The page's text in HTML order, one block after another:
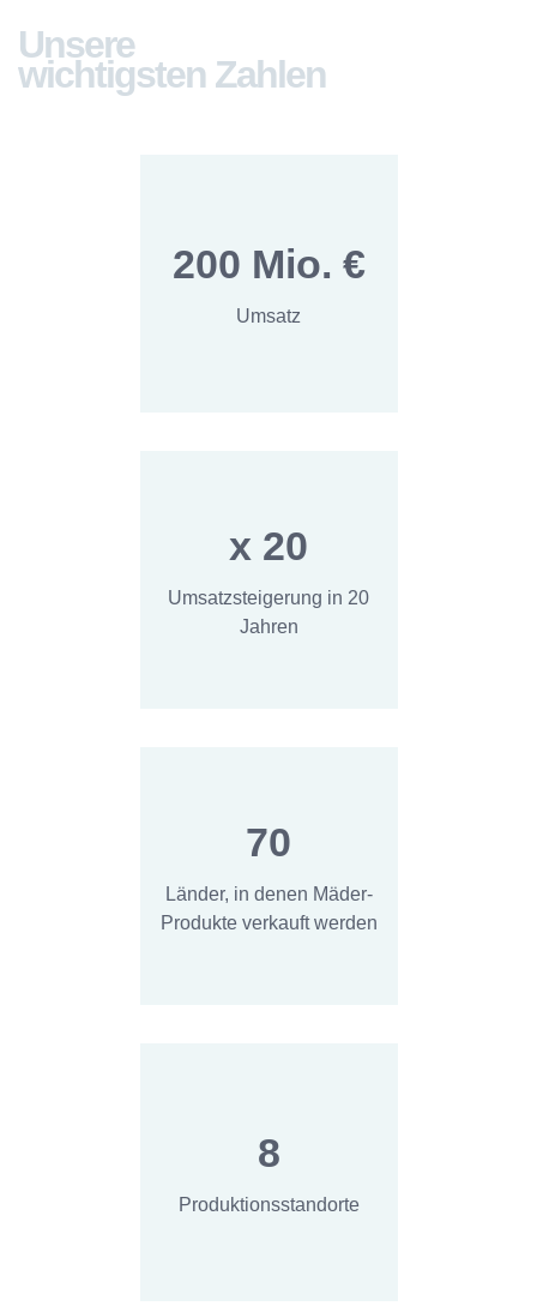
Unsere
wichtigsten Zahlen
200 Mio. €
Umsatz
x 20
Umsatzsteigerung in 20
Jahren
70
Länder, in denen Mäder-
Produkte verkauft werden
8
Produktionsstandorte